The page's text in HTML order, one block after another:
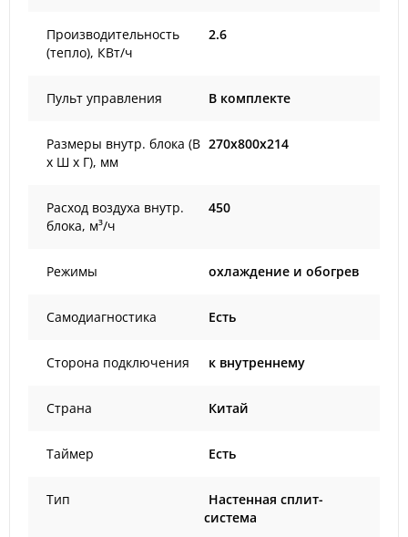
Производительность
(тепло), КВт/ч
2.6
Пульт управления В комплекте
Размеры внутр. блока (В
х Ш х Г), мм
270x800x214
Расход воздуха внутр.
блока, м³/ч
450
Режимы охлаждение и обогрев
Самодиагностика Есть
Сторона подключения к внутреннему
Страна Китай
Таймер Есть
Тип
Настенная сплит-
система